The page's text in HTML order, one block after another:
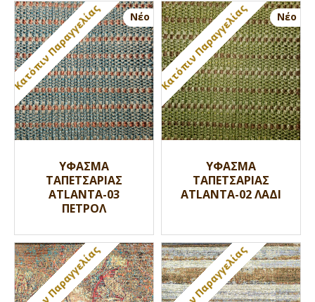
Nέο
Κατόπιν Παραγγελίας
ΥΦΑΣΜΑ
ΤΑΠΕΤΣΑΡΙΑΣ
ATLANTA-03
ΠΕΤΡΟΛ
Nέο
Κατόπιν Παραγγελίας
ΥΦΑΣΜΑ
ΤΑΠΕΤΣΑΡΙΑΣ
ATLANTA-02 ΛΑΔΙ